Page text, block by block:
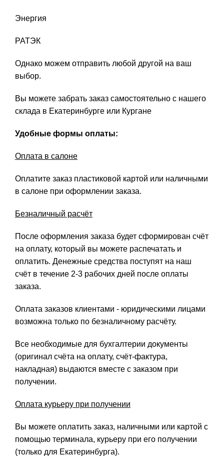
Энергия
РАТЭК
Однако можем отправить любой другой на ваш
выбор.
Вы можете забрать заказ самостоятельно с нашего
склада в Екатеринбурге или Кургане
Удобные формы оплаты:
Оплата в салоне
Оплатите заказ пластиковой картой или наличными
в салоне при оформлении заказа.
Безналичный расчёт
После оформления заказа будет сформирован счёт
на оплату, который вы можете распечатать и
оплатить. Денежные средства поступят на наш
счёт в течение 2-3 рабочих дней после оплаты
заказа.
Оплата заказов клиентами - юридическими лицами
возможна только по безналичному расчёту.
Все необходимые для бухгалтерии документы
(оригинал счёта на оплату, счёт-фактура,
накладная) выдаются вместе с заказом при
получении.
Оплата курьеру при получении
Вы можете оплатить заказ, наличными или картой с
помощью терминала, курьеру при его получении
(только для Екатеринбурга).